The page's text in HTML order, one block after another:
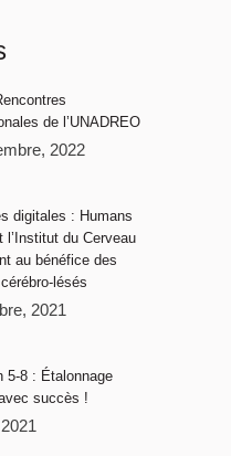
de l’UNADREO
2022
digitales : Humans
l’Institut du Cerveau
au bénéfice des
lésés
2021
5-8 : Étalonnage
succès !